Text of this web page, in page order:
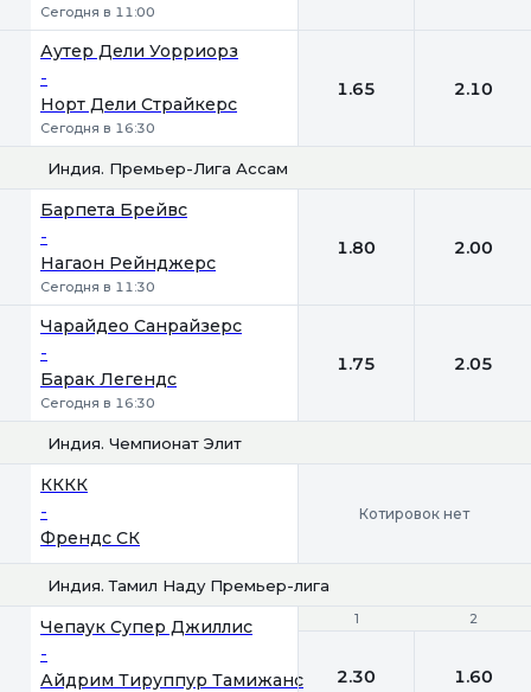
Сегодня в 11:00
Аутер Дели Уорриорз
-
Норт Дели Страйкерс
Сегодня в 16:30
1.65 2.10
Индия. Премьер-Лига Ассам
Барпета Брейвс
-
Нагаон Рейнджерс
Сегодня в 11:30
1.80 2.00
Чарайдео Санрайзерс
-
Барак Легендс
Сегодня в 16:30
1.75 2.05
Индия. Чемпионат Элит
КККК
-
Френдс СК
Котировок нет
Индия. Тамил Наду Премьер-лига
1 2
Чепаук Супер Джиллис
-
Айдрим Тируппур Тамижанс
1 2
2.30 1.60